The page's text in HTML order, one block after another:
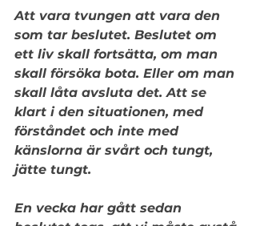
Att vara tvungen att vara den
som tar beslutet. Beslutet om
ett liv skall fortsätta, om man
skall försöka bota. Eller om man
skall låta avsluta det. Att se
klart i den situationen, med
förståndet och inte med
känslorna är svårt och tungt,
jätte tungt.
En vecka har gått sedan